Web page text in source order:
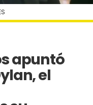
apuntó
el